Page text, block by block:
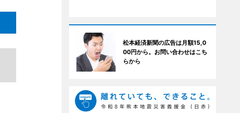
松本経済新聞の広告は月額15,0
00円から。お問い合わせはこち
らから